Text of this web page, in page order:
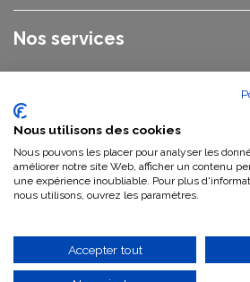
Nos services
Nos catégories
Nous contacter
Nous utilisons des cookies
Nous pouvons les placer pour analyser les
améliorer notre site Web, afficher un contenu
une expérience inoubliable. Pour plus
nous utilisons, ouvrez les paramètres.
Accepter tout